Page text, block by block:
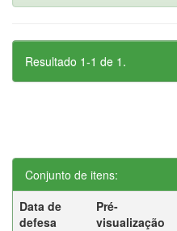
Resultado 1-1 de 1.
Conjunto de itens:
Data de
defesa
Pré-
visualização